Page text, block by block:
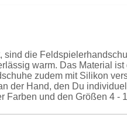
die
warm. Das Material
zudem mit Silikon
der Hand, den Du
Farben und den Größen 4 -